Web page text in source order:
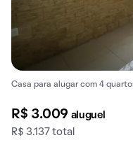
Casa para alugar com 4
R$ 3.009 aluguel
R$ 3.137 total